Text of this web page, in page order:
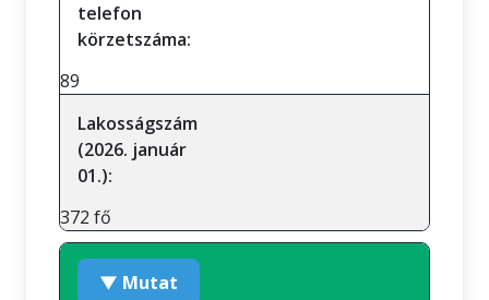
telefon
körzetszáma:
89
Lakosságszám
(2026. január
01.):
372 fő
▼ Mutat